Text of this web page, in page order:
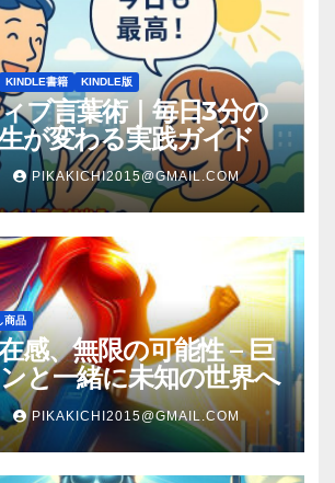
KINDLE書籍 KINDLE版
ブ言葉術｜毎日3分の
が変わる実践ガイド
PIKAKICHI2015@GMAIL.COM
商品
感、無限の可能性 – 巨
と一緒に未知の世界へ
PIKAKICHI2015@GMAIL.COM